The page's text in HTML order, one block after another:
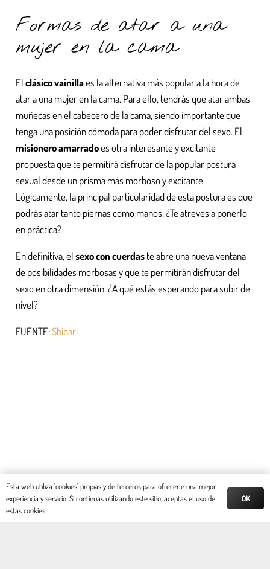
Formas de atar a una
mujer en la cama
Elclásico vainillaes la alternativa más popular a la hora de
atar a una mujer en la cama. Para ello, tendrás que atar ambas
muñecas en el cabecero de la cama, siendo importante que
tenga una posición cómoda para poder disfrutar del sexo. El
misionero amarradoes otra interesante y excitante
propuesta que te permitirá disfrutar de la popular postura
sexual desde un prisma más morboso y excitante.
Lógicamente, la principal particularidad de esta postura es que
podrás atar tanto piernas como manos. ¿Te atreves a ponerlo
en práctica?
En definitiva, elsexo con cuerdaste abre una nueva ventana
de posibilidades morbosas y que te permitirán disfrutar del
sexo en otra dimensión. ¿A qué estás esperando para subir de
nivel?
FUENTE:Shibari
Esta web utiliza 'cookies' propias y de terceros para ofrecerle una mejor
experiencia y servicio. Si continuas utilizando este sitio, aceptas el uso de
estas cookies.
OK